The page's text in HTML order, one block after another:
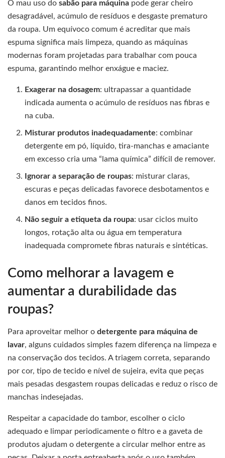
O mau uso do sabão para máquina pode gerar cheiro
desagradável, acúmulo de resíduos e desgaste prematuro
da roupa. Um equívoco comum é acreditar que mais
espuma significa mais limpeza, quando as máquinas
modernas foram projetadas para trabalhar com pouca
espuma, garantindo melhor enxágue e maciez.
Exagerar na dosagem: ultrapassar a quantidade
indicada aumenta o acúmulo de resíduos nas fibras e
na cuba.
Misturar produtos inadequadamente: combinar
detergente em pó, líquido, tira-manchas e amaciante
em excesso cria uma “lama química” difícil de remover.
Ignorar a separação de roupas: misturar claras,
escuras e peças delicadas favorece desbotamentos e
danos em tecidos finos.
Não seguir a etiqueta da roupa: usar ciclos muito
longos, rotação alta ou água em temperatura
inadequada compromete fibras naturais e sintéticas.
Como melhorar a lavagem e
aumentar a durabilidade das
roupas?
Para aproveitar melhor o detergente para máquina de
lavar, alguns cuidados simples fazem diferença na limpeza e
na conservação dos tecidos. A triagem correta, separando
por cor, tipo de tecido e nível de sujeira, evita que peças
mais pesadas desgastem roupas delicadas e reduz o risco de
manchas indesejadas.
Respeitar a capacidade do tambor, escolher o ciclo
adequado e limpar periodicamente o filtro e a gaveta de
produtos ajudam o detergente a circular melhor entre as